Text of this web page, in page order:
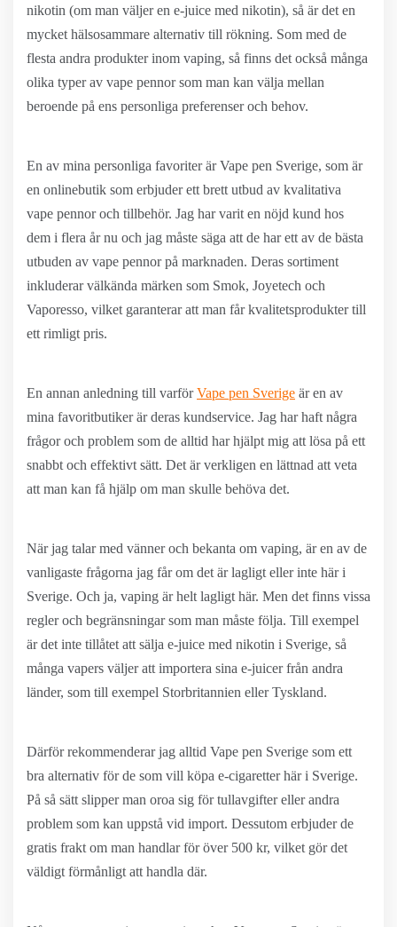
nikotin (om man väljer en e-juice med nikotin), så är det en
mycket hälsosammare alternativ till rökning. Som med de
flesta andra produkter inom vaping, så finns det också många
olika typer av vape pennor som man kan välja mellan
beroende på ens personliga preferenser och behov.
En av mina personliga favoriter är Vape pen Sverige, som är
en onlinebutik som erbjuder ett brett utbud av kvalitativa
vape pennor och tillbehör. Jag har varit en nöjd kund hos
dem i flera år nu och jag måste säga att de har ett av de bästa
utbuden av vape pennor på marknaden. Deras sortiment
inkluderar välkända märken som Smok, Joyetech och
Vaporesso, vilket garanterar att man får kvalitetsprodukter till
ett rimligt pris.
En annan anledning till varförVape pen Sverige är en av
mina favoritbutiker är deras kundservice. Jag har haft några
frågor och problem som de alltid har hjälpt mig att lösa på ett
snabbt och effektivt sätt. Det är verkligen en lättnad att veta
att man kan få hjälp om man skulle behöva det.
När jag talar med vänner och bekanta om vaping, är en av de
vanligaste frågorna jag får om det är lagligt eller inte här i
Sverige. Och ja, vaping är helt lagligt här. Men det finns vissa
regler och begränsningar som man måste följa. Till exempel
är det inte tillåtet att sälja e-juice med nikotin i Sverige, så
många vapers väljer att importera sina e-juicer från andra
länder, som till exempel Storbritannien eller Tyskland.
Därför rekommenderar jag alltid Vape pen Sverige som ett
bra alternativ för de som vill köpa e-cigaretter här i Sverige.
På så sätt slipper man oroa sig för tullavgifter eller andra
problem som kan uppstå vid import. Dessutom erbjuder de
gratis frakt om man handlar för över 500 kr, vilket gör det
väldigt förmånligt att handla där.